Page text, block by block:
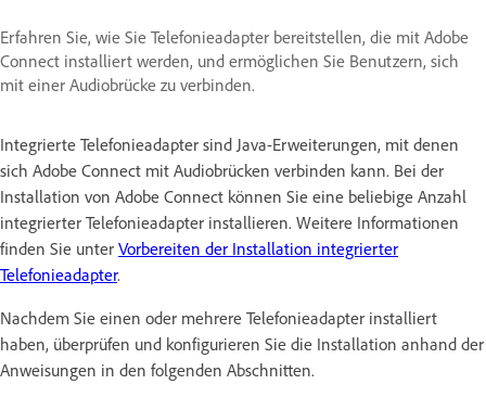
Erfahren Sie, wie Sie Telefonieadapter bereitstellen, die mit Adobe
Connect installiert werden, und ermöglichen Sie Benutzern, sich
mit einer Audiobrücke zu verbinden.
Integrierte Telefonieadapter sind Java-Erweiterungen, mit denen
sich Adobe Connect mit Audiobrücken verbinden kann. Bei der
Installation von Adobe Connect können Sie eine beliebige Anzahl
integrierter Telefonieadapter installieren. Weitere Informationen
finden Sie unter Vorbereiten der Installation integrierter
Telefonieadapter.
Nachdem Sie einen oder mehrere Telefonieadapter installiert
haben, überprüfen und konfigurieren Sie die Installation anhand der
Anweisungen in den folgenden Abschnitten.